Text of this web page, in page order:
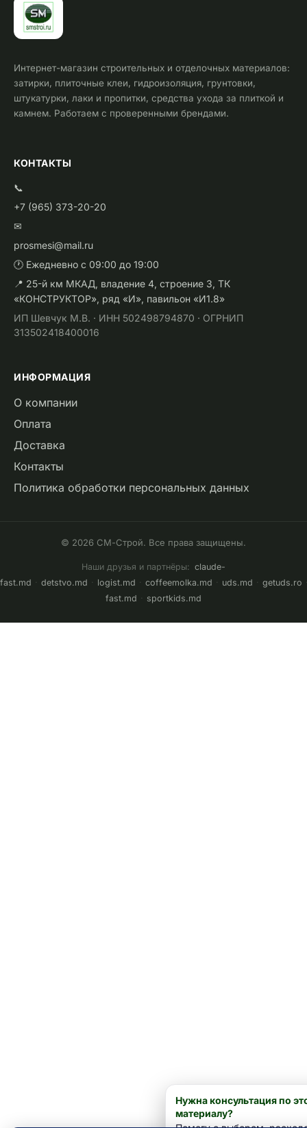
Интернет-магазин строительных и отделочных материалов:
затирки, плиточные клеи, гидроизоляция, грунтовки,
штукатурки, лаки и пропитки, средства ухода за плиткой и
камнем. Работаем с проверенными брендами.
КОНТАКТЫ
📞
+7 (965) 373-20-20
✉
prosmesi@mail.ru
🕐 Ежедневно с 09:00 до 19:00
📍 25-й км МКАД, владение 4, строение 3, ТК
«КОНСТРУКТОР», ряд «И», павильон «И1.8»
ИП Шевчук М.В. · ИНН 502498794870 · ОГРНИП
313502418400016
ИНФОРМАЦИЯ
О компании
Оплата
Доставка
Контакты
Политика обработки персональных данных
© 2026 СМ-Строй. Все права защищены.
Наши друзья и партнёры: claude-
fast.md · detstvo.md · logist.md · coffeemolka.md · uds.md · getuds.ro
fast.md · sportkids.md
Нужна консультация по
материалу?